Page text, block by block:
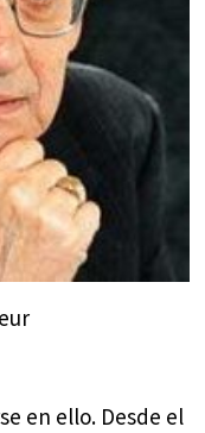
en ello. Desde el